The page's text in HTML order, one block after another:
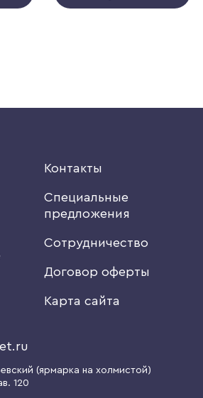
Контакты
Специальные
предложения
Сотрудничество
Договор оферты
Карта сайта
(ярмарка на холмистой)
120